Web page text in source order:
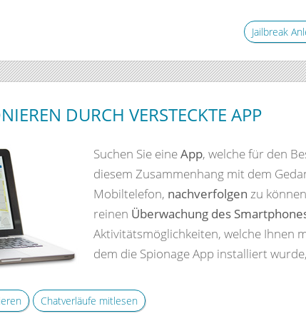
Jailbreak
DURCH VERSTECKTE APP
Suchen Sie eineApp, welche für den
diesem Zusammenhang mit dem
Mobiltelefon, nachverfolgen zu
reinen Überwachung des
Aktivitätsmöglichkeiten, welche Ihnen
dem die Spionage App installiert
Chatverläufe mitlesen